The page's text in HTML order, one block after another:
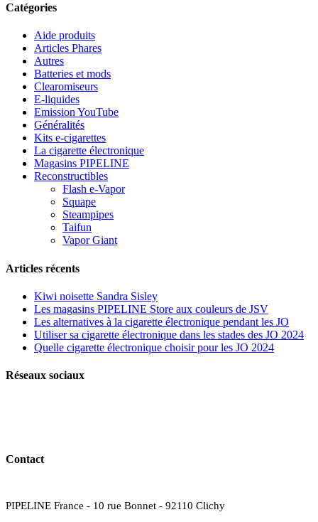
Catégories
Aide produits
Articles Phares
Autres
Batteries et mods
Clearomiseurs
E-liquides
Emission YouTube
Généralités
Kits e-cigarettes
La cigarette électronique
Magasins PIPELINE
Reconstructibles
Flash e-Vapor
Squape
Steampipes
Taifun
Vapor Giant
Articles récents
Kiwi noisette Sandra Sisley
Les magasins PIPELINE Store aux couleurs de JSV
Les alternatives à la cigarette électronique pendant les JO
Utiliser sa cigarette électronique dans les stades des JO 2024
Quelle cigarette électronique choisir pour les JO 2024
Réseaux sociaux
Contact
PIPELINE France - 10 rue Bonnet - 92110 Clichy